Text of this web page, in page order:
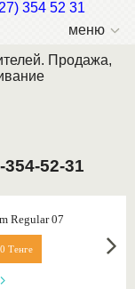
354 52 31
меню
Продажа,
354-52-31
Regular 07
Тенге